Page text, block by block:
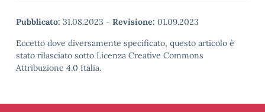
Pubblicato: 31.08.2023 - Revisione: 01.09.2023
Eccetto dove diversamente specificato, questo articolo è
stato rilasciato sotto Licenza Creative Commons
Attribuzione 4.0 Italia.